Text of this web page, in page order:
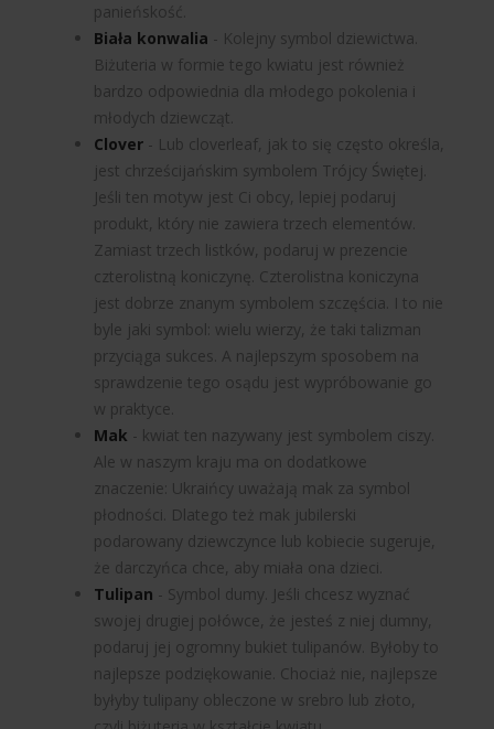
panieńskość.
Biała konwalia - Kolejny symbol dziewictwa.
Biżuteria w formie tego kwiatu jest również
bardzo odpowiednia dla młodego pokolenia i
młodych dziewcząt.
Clover- Lub cloverleaf, jak to się często określa,
jest chrześcijańskim symbolem Trójcy Świętej.
Jeśli ten motyw jest Ci obcy, lepiej podaruj
produkt, który nie zawiera trzech elementów.
Zamiast trzech listków, podaruj w prezencie
czterolistną koniczynę. Czterolistna koniczyna
jest dobrze znanym symbolem szczęścia. I to nie
byle jaki symbol: wielu wierzy, że taki talizman
przyciąga sukces. A najlepszym sposobem na
sprawdzenie tego osądu jest wypróbowanie go
w praktyce.
Mak - kwiat ten nazywany jest symbolem ciszy.
Ale w naszym kraju ma on dodatkowe
znaczenie: Ukraińcy uważają mak za symbol
płodności. Dlatego też mak jubilerski
podarowany dziewczynce lub kobiecie sugeruje,
że darczyńca chce, aby miała ona dzieci.
Tulipan - Symbol dumy. Jeśli chcesz wyznać
swojej drugiej połówce, że jesteś z niej dumny,
podaruj jej ogromny bukiet tulipanów. Byłoby to
najlepsze podziękowanie. Chociaż nie, najlepsze
byłyby tulipany obleczone w srebro lub złoto,